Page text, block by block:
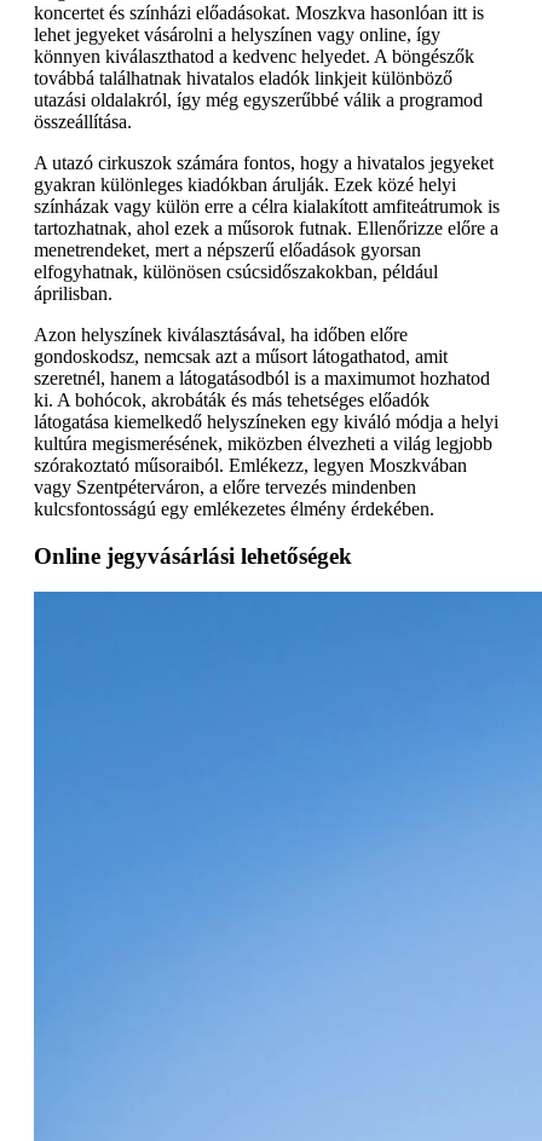
koncertet és színházi előadásokat. Moszkva hasonlóan itt is
lehet jegyeket vásárolni a helyszínen vagy online, így
könnyen kiválaszthatod a kedvenc helyedet. A böngészők
továbbá találhatnak hivatalos eladók linkjeit különböző
utazási oldalakról, így még egyszerűbbé válik a programod
összeállítása.
A utazó cirkuszok számára fontos, hogy a hivatalos jegyeket
gyakran különleges kiadókban árulják. Ezek közé helyi
színházak vagy külön erre a célra kialakított amfiteátrumok is
tartozhatnak, ahol ezek a műsorok futnak. Ellenőrizze előre a
menetrendeket, mert a népszerű előadások gyorsan
elfogyhatnak, különösen csúcsidőszakokban, például
áprilisban.
Azon helyszínek kiválasztásával, ha időben előre
gondoskodsz, nemcsak azt a műsort látogathatod, amit
szeretnél, hanem a látogatásodból is a maximumot hozhatod
ki. A bohócok, akrobáták és más tehetséges előadók
látogatása kiemelkedő helyszíneken egy kiváló módja a helyi
kultúra megismerésének, miközben élvezheti a világ legjobb
szórakoztató műsoraiból. Emlékezz, legyen Moszkvában
vagy Szentpéterváron, a előre tervezés mindenben
kulcsfontosságú egy emlékezetes élmény érdekében.
Online jegyvásárlási lehetőségek